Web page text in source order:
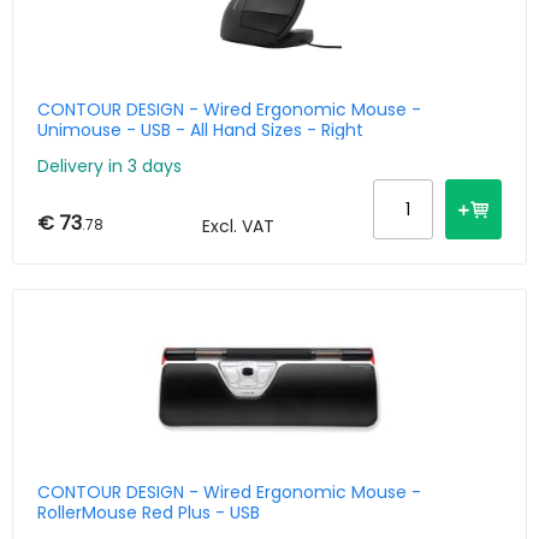
CONTOUR DESIGN - Wired Ergonomic Mouse -
Unimouse - USB - All Hand Sizes - Right
Delivery in 3 days
€ 73.78 Excl. VAT
CONTOUR DESIGN - Wired Ergonomic Mouse -
RollerMouse Red Plus - USB